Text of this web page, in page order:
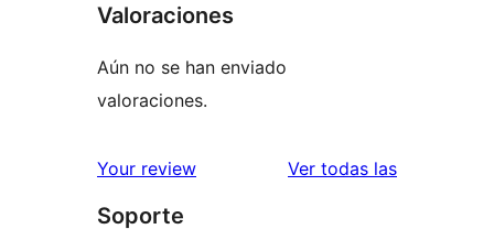
Valoraciones
Aún no se han enviado
valoraciones.
Your review Ver todas las
Soporte